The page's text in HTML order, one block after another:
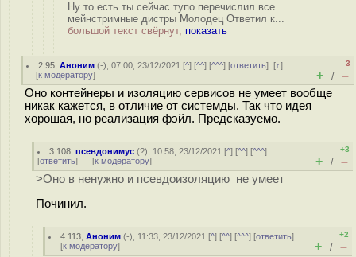
Ну то есть ты сейчас тупо перечислил все
мейнстримные дистры Молодец Ответил к...
большой текст свёрнут, показать
2.95 ,Аноним (-), 07:00, 23/12/2021 [^] [^^] [^^^] [ответить][↑]
[к модератору]
–3
+ / –
Оно контейнеры и изоляцию сервисов не умеет вообще
никак кажется, в отличие от системды. Так что идея
хорошая, но реализация фэйл. Предсказуемо.
3.108 ,псевдонимус (?), 10:58, 23/12/2021 [^] [^^] [^^^]
[ответить] [к модератору]
+3
+ / –
>Оно в ненужно и псевдоизоляцию не умеет
Починил.
4.113 ,Аноним (-), 11:33, 23/12/2021 [^] [^^] [^^^] [ответить]
[к модератору]
+2
+ / –